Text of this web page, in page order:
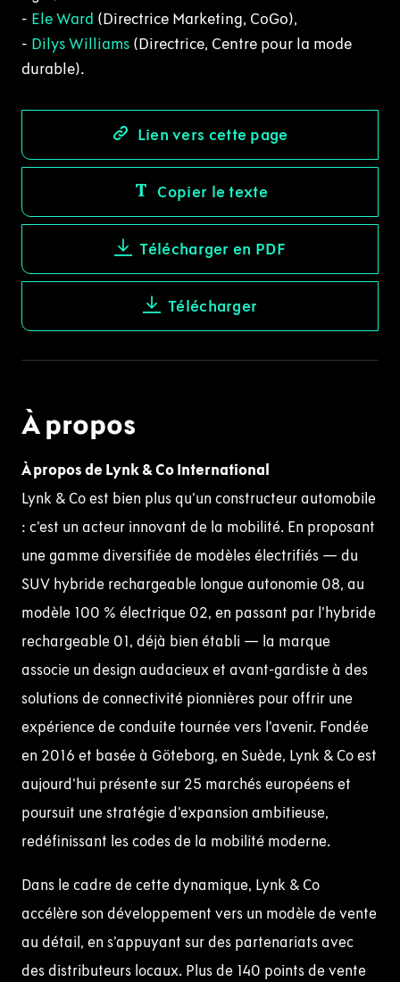
- Ele Ward (Directrice Marketing, CoGo),
- Dilys Williams (Directrice, Centre pour la mode
durable).
Lien vers cette page
Copier le texte
Télécharger en PDF
Télécharger
À propos
À propos de Lynk & Co International
Lynk & Co est bien plus qu’un constructeur automobile
: c’est un acteur innovant de la mobilité. En proposant
une gamme diversifiée de modèles électrifiés — du
SUV hybride rechargeable longue autonomie 08, au
modèle 100 % électrique 02, en passant par l’hybride
rechargeable 01, déjà bien établi — la marque
associe un design audacieux et avant-gardiste à des
solutions de connectivité pionnières pour offrir une
expérience de conduite tournée vers l’avenir. Fondée
en 2016 et basée à Göteborg, en Suède, Lynk & Co est
aujourd’hui présente sur 25 marchés européens et
poursuit une stratégie d’expansion ambitieuse,
redéfinissant les codes de la mobilité moderne.
Dans le cadre de cette dynamique, Lynk & Co
accélère son développement vers un modèle de vente
au détail, en s’appuyant sur des partenariats avec
des distributeurs locaux. Plus de 140 points de vente